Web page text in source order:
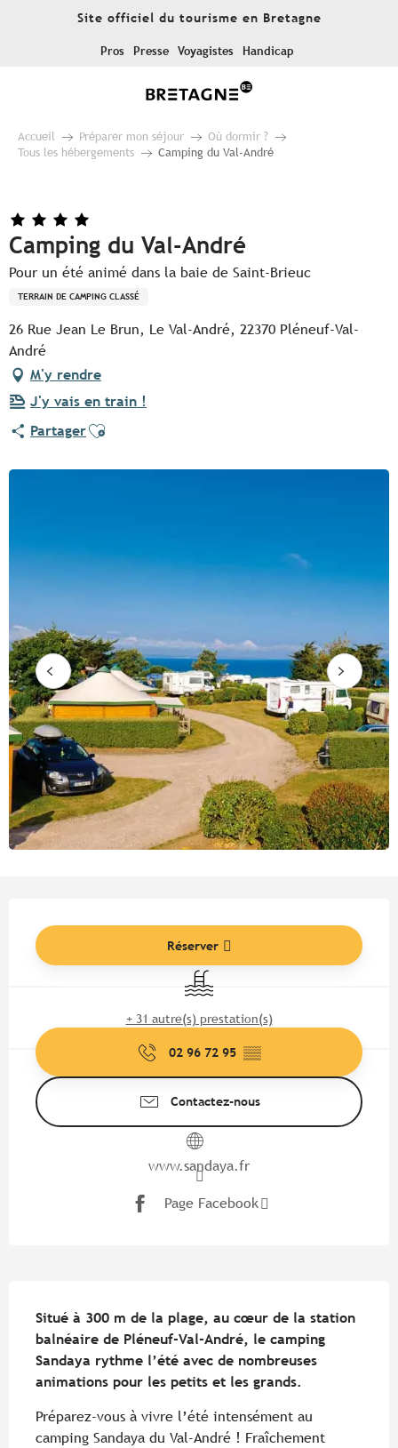
Site officiel du tourisme en Bretagne
Pros Presse Voyagistes Handicap
Accueil Préparer mon séjour
Où dormir ?
Tous les hébergements
Camping du Val-André
Camping du Val-André
Pour un été animé dans la baie de Saint-Brieuc
TERRAIN DE CAMPING CLASSÉ
26 Rue Jean Le Brun, Le Val-André, 22370 Pléneuf-Val-
André
M'y rendre
J'y vais en train !
PartagerAjouter aux favoris
Réserver
Piscine
+ 31 autre(s) prestation(s)
02 96 72 95 ▒▒
Contactez-nous
www.sandaya.fr
Page Facebook
Situé à 300 m de la plage, au cœur de la station
balnéaire de Pléneuf-Val-André, le camping
Sandaya rythme l’été avec de nombreuses
animations pour les petits et les grands.
Préparez-vous à vivre l’été intensément au
camping Sandaya du Val-André ! Fraîchement